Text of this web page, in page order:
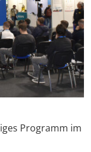
Programm im